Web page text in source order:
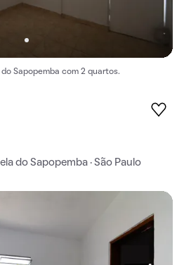
Sapopemba com 2 quartos.
do Sapopemba · São Paulo